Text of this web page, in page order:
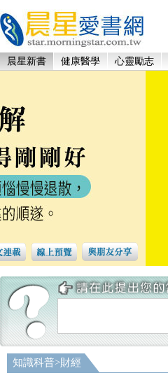
晨星新書 健康醫學 心靈勵志
知識科普>財經